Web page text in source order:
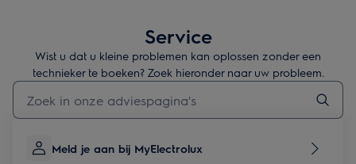
Service
Wist u dat u kleine problemen kan oplossen zonder een
technieker te boeken? Zoek hieronder naar uw probleem.
Typ om hulpartikels te zoeken
Meld je aan bij MyElectrolux